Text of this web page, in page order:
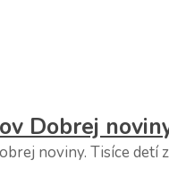
Dobrej
noviny. Tisíce